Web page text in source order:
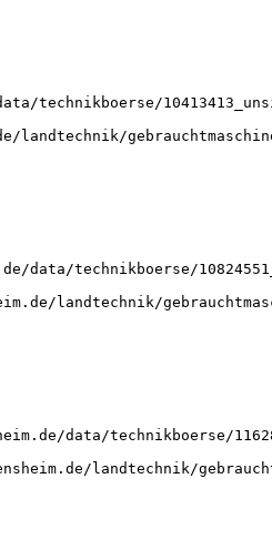
technikboerse/
technikboerse/
landtechnik/
data/technikboerse/
landtechnik/